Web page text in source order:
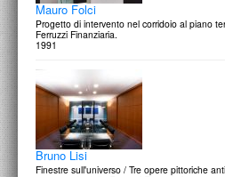
Mauro Folci
Progetto di intervento nel corridoio al piano
Ferruzzi Finanziaria.
1991
Bruno Lisi
Finestre sull'universo / Tre opere pittoriche